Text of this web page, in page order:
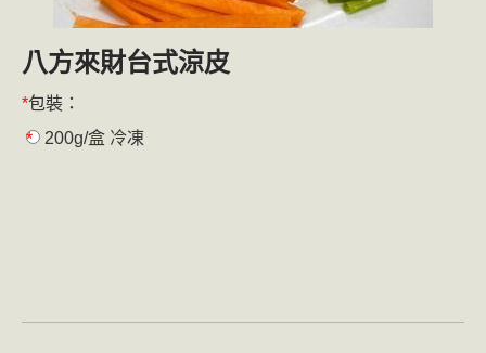
八方來財台式涼皮
包裝：
200g/盒 冷凍